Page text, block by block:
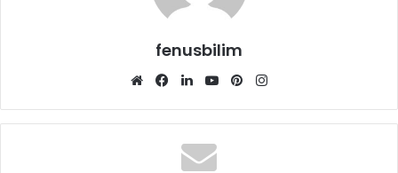
fenusbilim
Web
Facebook
LinkedInYouTubePinterest